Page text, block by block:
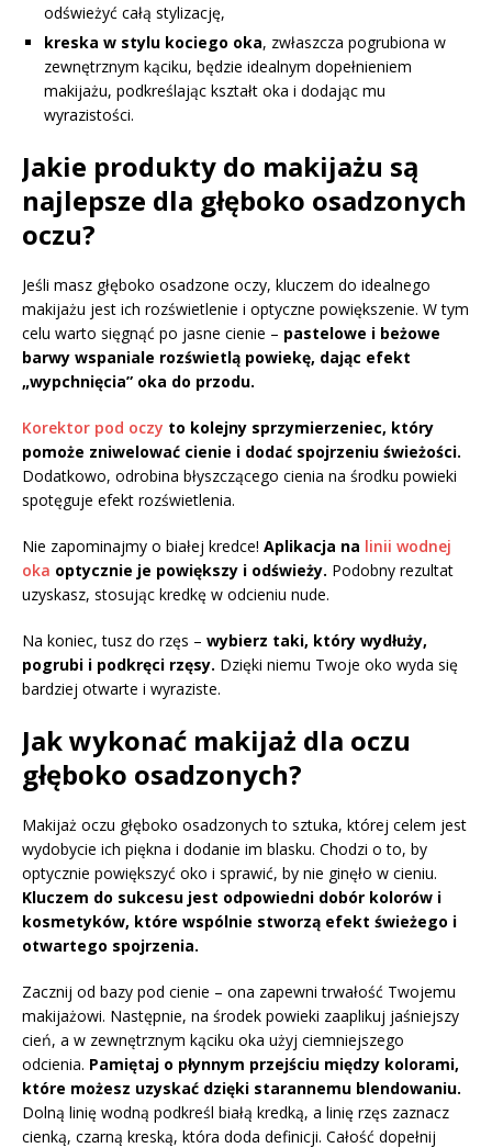
odświeżyć całą stylizację,
kreska w stylu kociego oka, zwłaszcza pogrubiona w
zewnętrznym kąciku, będzie idealnym dopełnieniem
makijażu, podkreślając kształt oka i dodając mu
wyrazistości.
Jakie produkty do makijażu są
najlepsze dla głęboko osadzonych
oczu?
Jeśli masz głęboko osadzone oczy, kluczem do idealnego
makijażu jest ich rozświetlenie i optyczne powiększenie. W tym
celu warto sięgnąć po jasne cienie – pastelowe i beżowe
barwy wspaniale rozświetlą powiekę, dając efekt
„wypchnięcia” oka do przodu.
Korektor pod oczy to kolejny sprzymierzeniec, który
pomoże zniwelować cienie i dodać spojrzeniu świeżości.
Dodatkowo, odrobina błyszczącego cienia na środku powieki
spotęguje efekt rozświetlenia.
Nie zapominajmy o białej kredce! Aplikacja na linii wodnej
oka optycznie je powiększy i odświeży. Podobny rezultat
uzyskasz, stosując kredkę w odcieniu nude.
Na koniec, tusz do rzęs – wybierz taki, który wydłuży,
pogrubi i podkręci rzęsy. Dzięki niemu Twoje oko wyda się
bardziej otwarte i wyraziste.
Jak wykonać makijaż dla oczu
głęboko osadzonych?
Makijaż oczu głęboko osadzonych to sztuka, której celem jest
wydobycie ich piękna i dodanie im blasku. Chodzi o to, by
optycznie powiększyć oko i sprawić, by nie ginęło w cieniu.
Kluczem do sukcesu jest odpowiedni dobór kolorów i
kosmetyków, które wspólnie stworzą efekt świeżego i
otwartego spojrzenia.
Zacznij od bazy pod cienie – ona zapewni trwałość Twojemu
makijażowi. Następnie, na środek powieki zaaplikuj jaśniejszy
cień, a w zewnętrznym kąciku oka użyj ciemniejszego
odcienia. Pamiętaj o płynnym przejściu między kolorami,
które możesz uzyskać dzięki starannemu blendowaniu.
Dolną linię wodną podkreśl białą kredką, a linię rzęs zaznacz
cienką, czarną kreską, która doda definicji. Całość dopełnij